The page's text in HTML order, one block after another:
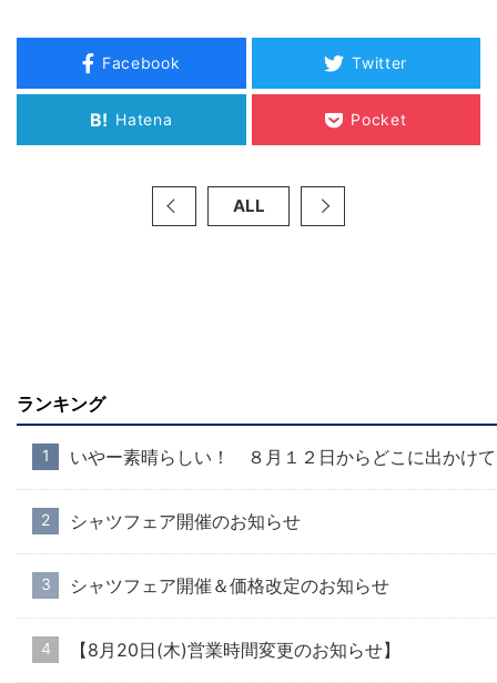
Facebook Twitter
B! Hatena Pocket
ALL
ランキング
いやー素晴らしい！ ８月１２日からどこに出かけ
シャツフェア開催のお知らせ
シャツフェア開催＆価格改定のお知らせ
【8月20日(木)営業時間変更のお知らせ】